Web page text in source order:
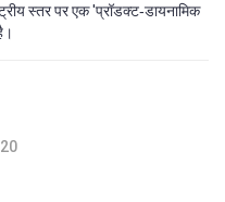
स्तर पर एक 'प्रॉडक्ट‑डायनामिक